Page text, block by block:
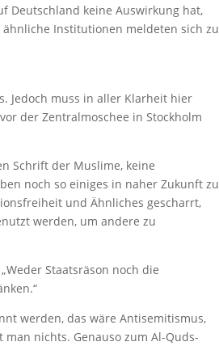
Deutschland keine Auswirkung hat,
Institutionen meldeten sich zu
Jedoch muss in aller Klarheit hier
der Zentralmoschee in Stockholm
Schrift der Muslime, keine
noch so einiges in naher Zukunft zu
und Ähnliches gescharrt,
werden, um andere zu
Staatsräson noch die
werden, das wäre Antisemitismus,
nichts. Genauso zum Al-Quds-